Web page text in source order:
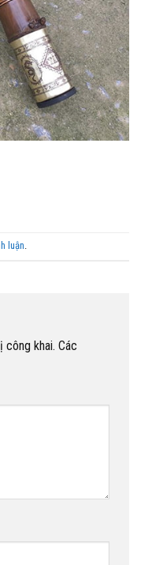
luận.
công khai. Các